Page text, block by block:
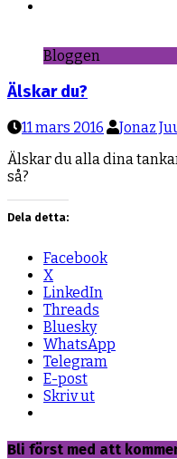
Bloggen
Älskar du?
11 mars 2016 Jonaz
Älskar du alla dina
så?
Dela detta:
Facebook
X
LinkedIn
Threads
Bluesky
WhatsApp
Telegram
E-post
Skriv ut
Bli först med att